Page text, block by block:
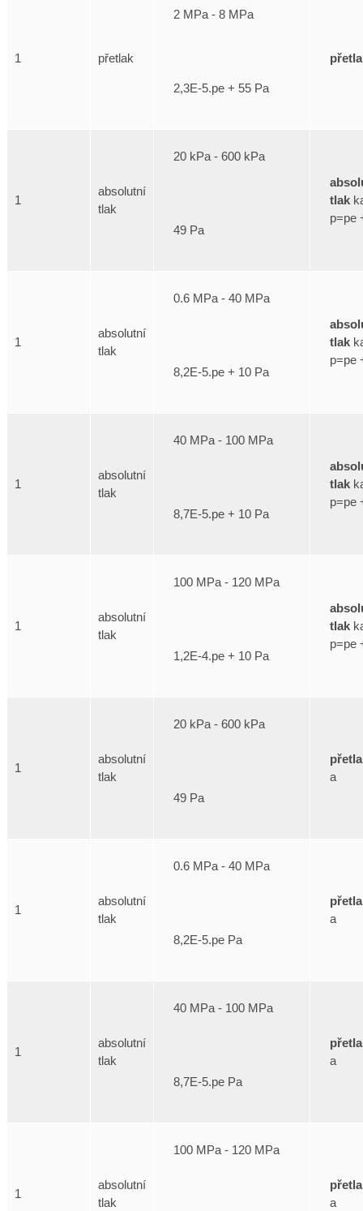
1 přetlak
2 MPa - 8 MPa
2,3E-5.pe + 55 Pa
1
absolutní
tlak
20 kPa - 600 kPa
49 Pa
tlak
p=pe
1
absolutní
tlak
0.6 MPa - 40 MPa
8,2E-5.pe + 10 Pa
tlak
p=pe
1
absolutní
tlak
40 MPa - 100 MPa
8,7E-5.pe + 10 Pa
tlak
p=pe
1
absolutní
tlak
100 MPa - 120 MPa
1,2E-4.pe + 10 Pa
tlak
p=pe
1
absolutní
tlak
20 kPa - 600 kPa
49 Pa
a
1
absolutní
tlak
0.6 MPa - 40 MPa
8,2E-5.pe Pa
a
1
absolutní
tlak
40 MPa - 100 MPa
8,7E-5.pe Pa
a
1
absolutní
tlak
100 MPa - 120 MPa
a